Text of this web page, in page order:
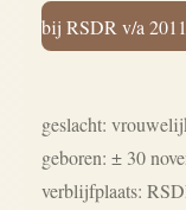
bij RSDR v/a
geslacht:
geboren: ± 30
verblijfplaats: